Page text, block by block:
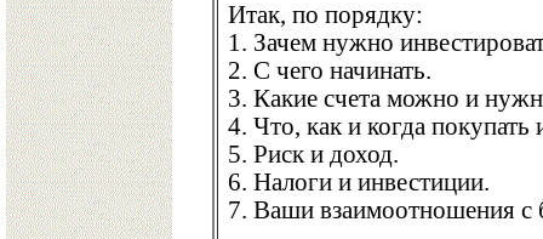
Итак, по порядку:
1. Зачем нужно
2. С чего начинать.
3. Какие счета можно и
4. Что, как и когда покупать
5. Риск и доход.
6. Налоги и инвестиции.
7. Ваши взаимоотношения с